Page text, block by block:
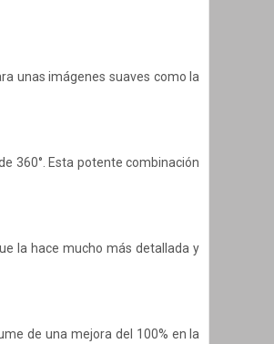
unas imágenes suaves como la
360°. Esta potente combinación
la hace mucho más detallada y
de una mejora del 100% en la